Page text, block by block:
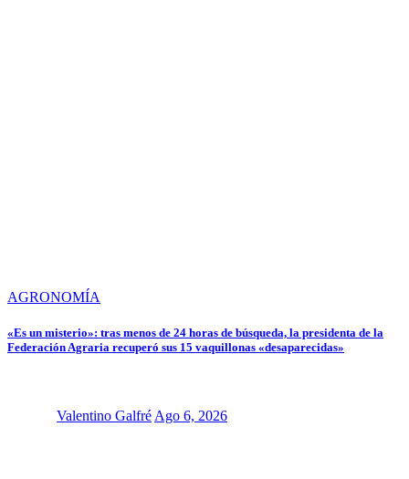
AGRONOMÍA
«Es un misterio»: tras menos de 24 horas de búsqueda, la presidenta de la
Federación Agraria recuperó sus 15 vaquillonas «desaparecidas»
Valentino Galfré Ago 6, 2026